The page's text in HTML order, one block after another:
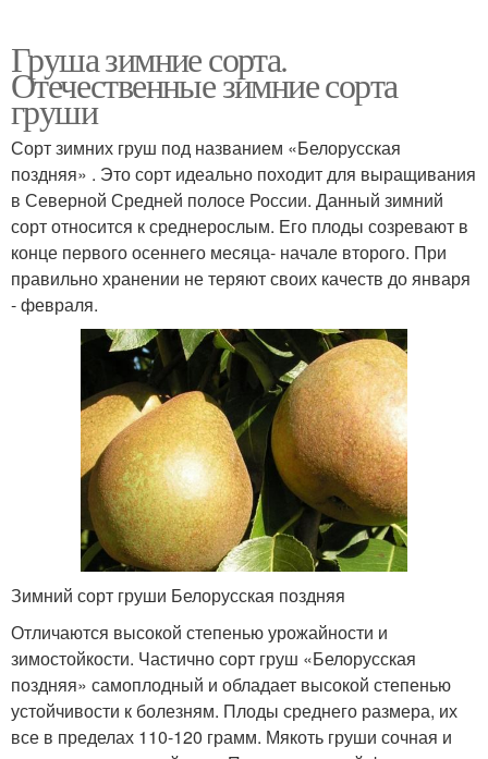
Груша зимние сорта.
Отечественные зимние сорта
груши
Сорт зимних груш под названием «Белорусская
поздняя» . Это сорт идеально походит для выращивания
в Северной Средней полосе России. Данный зимний
сорт относится к среднерослым. Его плоды созревают в
конце первого осеннего месяца- начале второго. При
правильно хранении не теряют своих качеств до января
- февраля.
Зимний сорт груши Белорусская поздняя
Отличаются высокой степенью урожайности и
зимостойкости. Частично сорт груш «Белорусская
поздняя» самоплодный и обладает высокой степенью
устойчивости к болезням. Плоды среднего размера, их
все в пределах 110-120 грамм. Мякоть груши сочная и